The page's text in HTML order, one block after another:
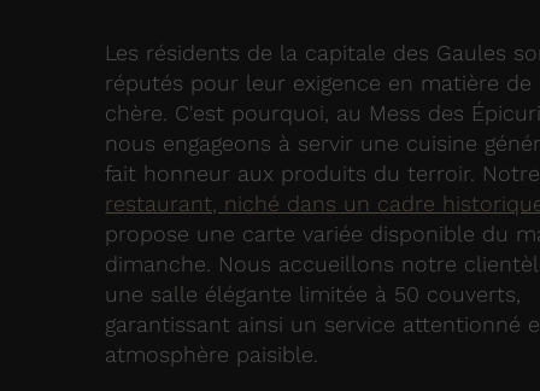
Les résidents de la capitale des Gaules
réputés pour leur exigence en matière de
chère. C'est pourquoi, au Mess des
nous engageons à servir une cuisine
fait honneur aux produits du terroir. Notre
restaurant, niché dans un cadre
propose une carte variée disponible du
dimanche. Nous accueillons notre
une salle élégante limitée à 50 couverts,
garantissant ainsi un service attentionné
atmosphère paisible.